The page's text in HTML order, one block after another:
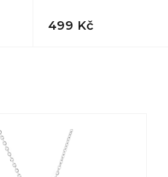
499 Kč